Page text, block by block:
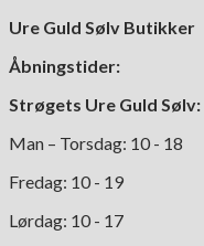
Ure Guld Sølv Butikker
Åbningstider:
Strøgets Ure Guld Sølv:
Man – Torsdag: 10 - 18
Fredag: 10 - 19
Lørdag: 10 - 17